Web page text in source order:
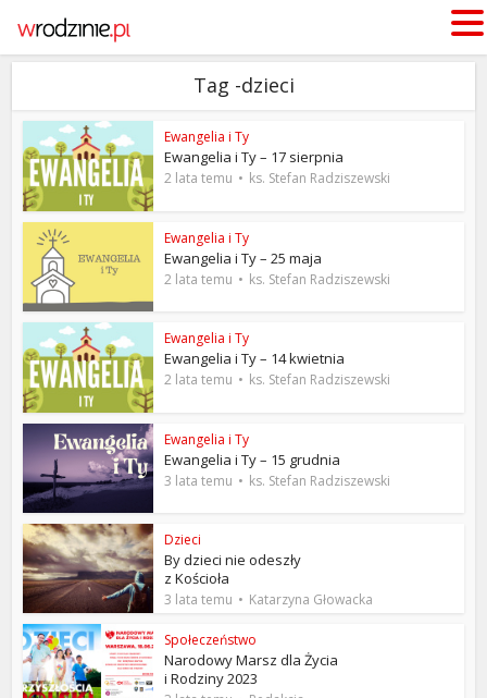
Tag -dzieci
Ewangelia i Ty
Ewangelia i Ty – 17 sierpnia
2 lata temu ks. Stefan Radziszewski
Ewangelia i Ty
Ewangelia i Ty – 25 maja
2 lata temu ks. Stefan Radziszewski
Ewangelia i Ty
Ewangelia i Ty – 14 kwietnia
2 lata temu ks. Stefan Radziszewski
Ewangelia i Ty
Ewangelia i Ty – 15 grudnia
3 lata temu ks. Stefan Radziszewski
Dzieci
By dzieci nie odeszły
z Kościoła
3 lata temu Katarzyna Głowacka
Społeczeństwo
Narodowy Marsz dla Życia
i Rodziny 2023